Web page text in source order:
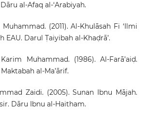
al-Afaq al-‘Arabiyah.
(2011). Al-Khulāsah Fi ‘Ilmi
EAU. Darul Ṭaiyibah al-Khaḍrā’.
Muhammad. (1986). Al-Farā’aiḍ.
al-Ma’ārif.
Zaidi. (2005). Sunan Ibnu Mājah.
Dāru Ibnu al-Haitham.